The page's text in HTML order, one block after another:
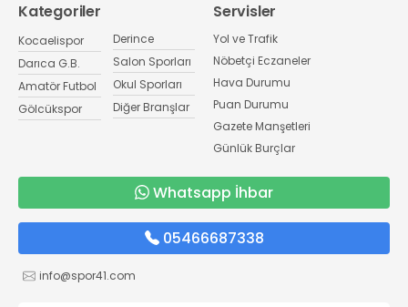
Kategoriler
Kocaelispor
Darıca G.B.
Amatör Futbol
Gölcükspor
Derince
Salon Sporları
Okul Sporları
Diğer Branşlar
Servisler
Yol ve Trafik
Nöbetçi Eczaneler
Hava Durumu
Puan Durumu
Gazete Manşetleri
Günlük Burçlar
Whatsapp İhbar
05466687338
info@spor41.com